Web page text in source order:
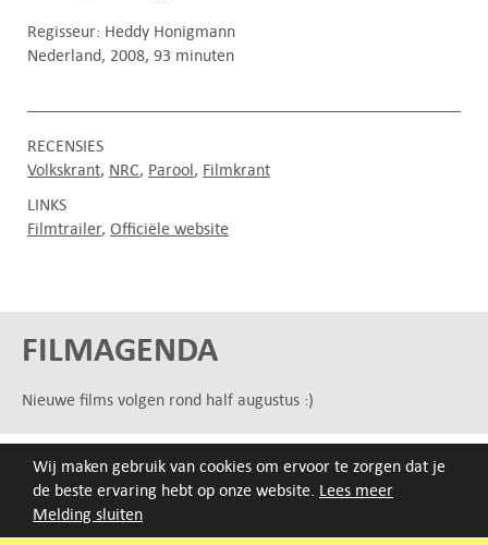
Melding sluiten
Wij maken gebruik van cookies om ervoor te zorgen dat je
de beste ervaring hebt op onze website. Lees meer
Regisseur: Heddy Honigmann
Nederland, 2008, 93 minuten
RECENSIES
Volkskrant NRC Parool Filmkrant
LINKS
Filmtrailer Officiële website
FILMAGENDA
Nieuwe films volgen rond half augustus :)
ARCHIEF
Druk op de beginletter van de titel of zoek op titel, regisseur
of jaar van eerste vertoning.